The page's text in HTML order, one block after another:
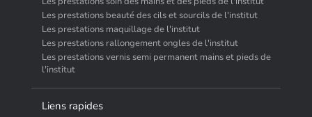
Les prestations beauté des cils et sourcils de l'institut
Les prestations maquillage de l'institut
Les prestations rallongement ongles de l'institut
Les prestations vernis semi permanent mains et pieds de
l'institut
Liens rapides